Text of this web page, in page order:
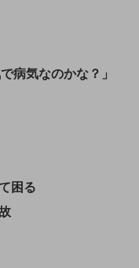
病気なのかな？」
困る